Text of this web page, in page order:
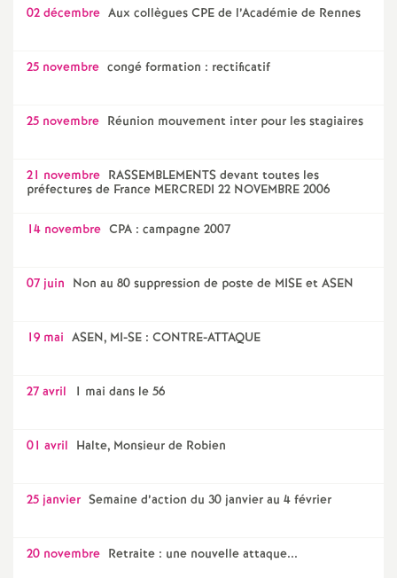
02 décembre Aux collègues CPE de l’Académie de Rennes
25 novembre congé formation : rectificatif
25 novembre Réunion mouvement inter pour les stagiaires
21 novembre RASSEMBLEMENTS devant toutes les
préfectures de France MERCREDI 22 NOVEMBRE 2006
14 novembre CPA : campagne 2007
07 juin Non au 80 suppression de poste de MISE et ASEN
19 mai ASEN, MI-SE : CONTRE-ATTAQUE
27 avril 1 mai dans le 56
01 avril Halte, Monsieur de Robien
25 janvier Semaine d’action du 30 janvier au 4 février
20 novembre Retraite : une nouvelle attaque...